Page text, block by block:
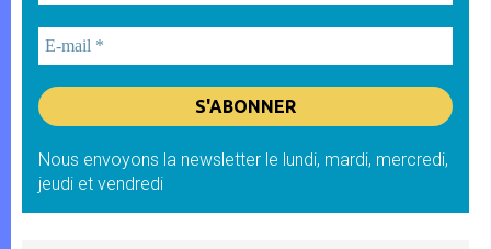
Nous envoyons la newsletter le lundi, mardi, mercredi,
jeudi et vendredi